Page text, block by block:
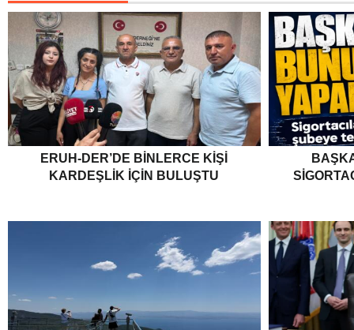
ERUH-DER’DE BINLERCE KIŞI
KARDEŞLIK İÇIN BULUŞTU